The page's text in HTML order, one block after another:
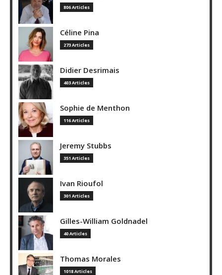
806 Articles
Céline Pina
273 Articles
Didier Desrimais
403 Articles
Sophie de Menthon
116 Articles
Jeremy Stubbs
351 Articles
Ivan Rioufol
301 Articles
Gilles-William Goldnadel
40 Articles
Thomas Morales
1018 Articles